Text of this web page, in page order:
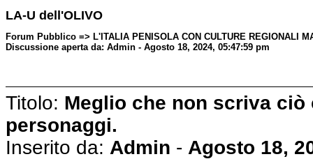
LA-U dell'OLIVO
Forum Pubblico => L'ITALIA PENISOLA CON CULTURE REGIONALI
Discussione aperta da: Admin - Agosto 18, 2024, 05:47:59 pm
Titolo: Meglio che non scriva
personaggi.
Inserito da: Admin - Agosto 18,